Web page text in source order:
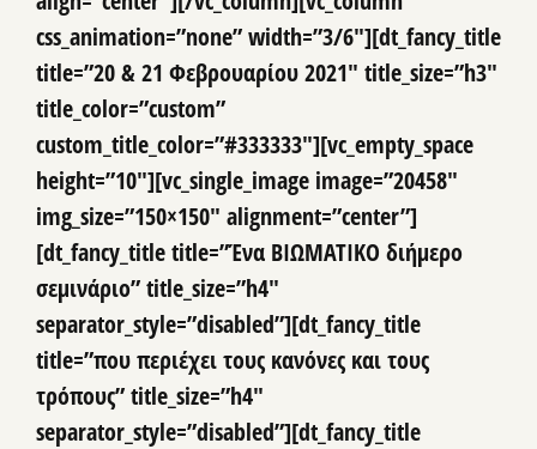
css_animation=”none” width=”3/6″][dt_fancy_title
title=”20 & 21 Φεβρουαρίου 2021″ title_size=”h3″
title_color=”custom”
custom_title_color=”#333333″][vc_empty_space
height=”10″][vc_single_image image=”20458″
img_size=”150×150″ alignment=”center”]
[dt_fancy_title title=”Ένα ΒΙΩΜΑΤΙΚΟ διήμερο
σεμινάριο” title_size=”h4″
separator_style=”disabled”][dt_fancy_title
title=”που περιέχει τους κανόνες και τους
τρόπους” title_size=”h4″
separator_style=”disabled”][dt_fancy_title